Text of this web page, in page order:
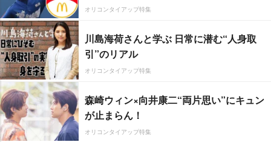
オリコンタイアップ特集
川島海荷さんと学ぶ 日常に潜む“人身取
引”のリアル
オリコンタイアップ特集
森崎ウィン×向井康二“両片思い”にキュン
が止まらん！
オリコンタイアップ特集